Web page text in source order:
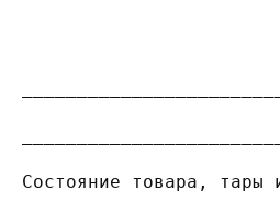
Состояние товара, тары